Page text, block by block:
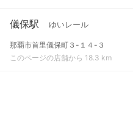
儀保駅 ゆいレール
那覇市首里儀保町３-１４-３
このページの店舗から 18.3 km